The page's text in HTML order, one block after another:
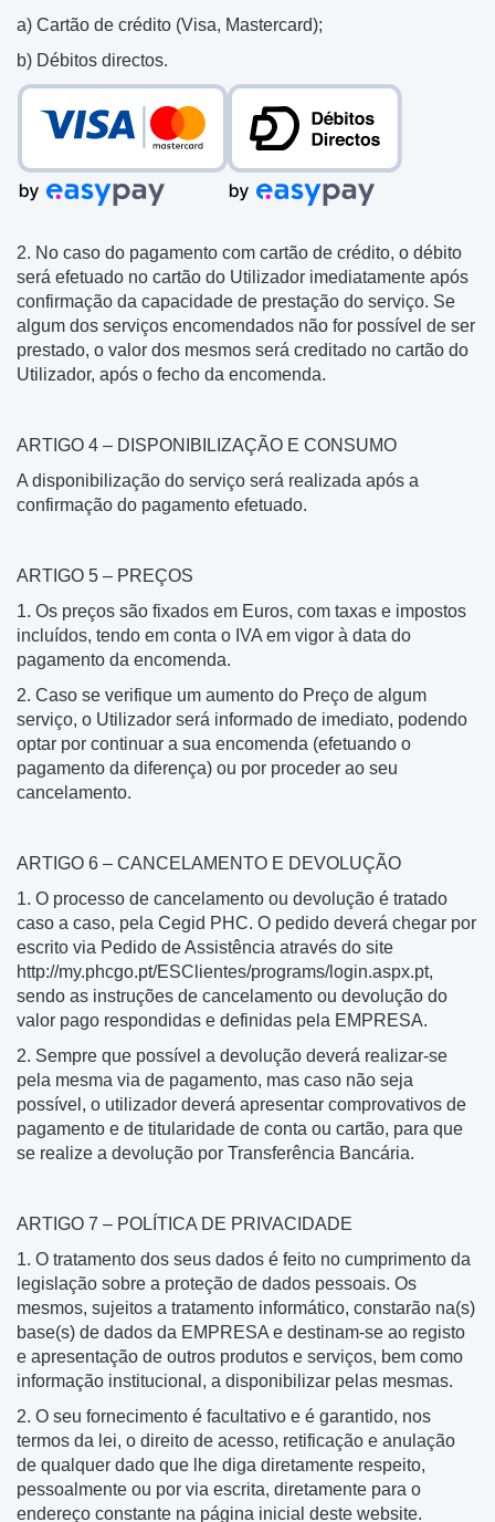
a) Cartão de crédito (Visa, Mastercard);
b) Débitos directos.
2. No caso do pagamento com cartão de crédito, o débito
será efetuado no cartão do Utilizador imediatamente após
confirmação da capacidade de prestação do serviço. Se
algum dos serviços encomendados não for possível de ser
prestado, o valor dos mesmos será creditado no cartão do
Utilizador, após o fecho da encomenda.
ARTIGO 4 – DISPONIBILIZAÇÃO E CONSUMO
A disponibilização do serviço será realizada após a
confirmação do pagamento efetuado.
ARTIGO 5 – PREÇOS
1. Os preços são fixados em Euros, com taxas e impostos
incluídos, tendo em conta o IVA em vigor à data do
pagamento da encomenda.
2. Caso se verifique um aumento do Preço de algum
serviço, o Utilizador será informado de imediato, podendo
optar por continuar a sua encomenda (efetuando o
pagamento da diferença) ou por proceder ao seu
cancelamento.
ARTIGO 6 – CANCELAMENTO E DEVOLUÇÃO
1. O processo de cancelamento ou devolução é tratado
caso a caso, pela Cegid PHC. O pedido deverá chegar por
escrito via Pedido de Assistência através do site
http://my.phcgo.pt/ESClientes/programs/login.aspx.pt,
sendo as instruções de cancelamento ou devolução do
valor pago respondidas e definidas pela EMPRESA.
2. Sempre que possível a devolução deverá realizar-se
pela mesma via de pagamento, mas caso não seja
possível, o utilizador deverá apresentar comprovativos de
pagamento e de titularidade de conta ou cartão, para que
se realize a devolução por Transferência Bancária.
ARTIGO 7 – POLÍTICA DE PRIVACIDADE
1. O tratamento dos seus dados é feito no cumprimento da
legislação sobre a proteção de dados pessoais. Os
mesmos, sujeitos a tratamento informático, constarão na(s)
base(s) de dados da EMPRESA e destinam-se ao registo
e apresentação de outros produtos e serviços, bem como
informação institucional, a disponibilizar pelas mesmas.
2. O seu fornecimento é facultativo e é garantido, nos
termos da lei, o direito de acesso, retificação e anulação
de qualquer dado que lhe diga diretamente respeito,
pessoalmente ou por via escrita, diretamente para o
endereço constante na página inicial deste website.